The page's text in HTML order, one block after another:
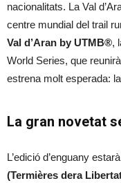
nacionalitats. La Val
centre mundial del trail
Val d’Aran by UTMB®,
World Series, que
estrena molt esperada:
La gran novetat
L’edició d’enguany
(Termières dera